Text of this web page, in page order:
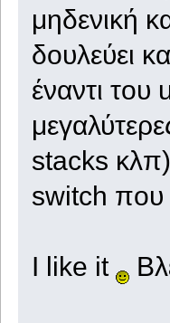
μηδενική
δουλεύει
έναντι
stacks
switch που
I like it